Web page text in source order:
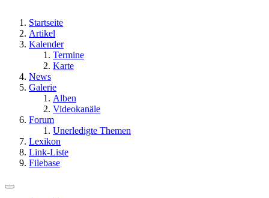
Startseite
Artikel
Kalender
Termine
Karte
News
Galerie
Alben
Videokanäle
Forum
Unerledigte Themen
Lexikon
Link-Liste
Filebase